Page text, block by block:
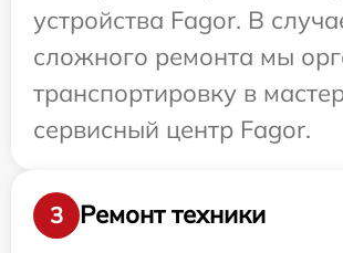
устройства Fagor. В
сложного ремонта мы
транспортировку в
сервисный центр Fagor.
3 Ремонт техники